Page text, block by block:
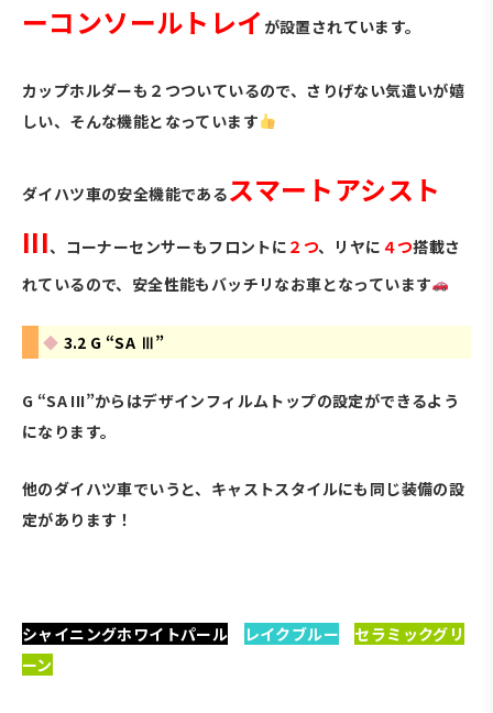
ーコンソールトレイ が設置されています。
カップホルダーも２つついているので、さりげない気遣いが嬉
しい、そんな機能となっています
ダイハツ車の安全機能であるスマートアシスト
III、コーナーセンサーもフロントに ２つ、リヤに ４つ搭載さ
れているので、安全性能もバッチリなお車となっています
3.2 G “SA Ⅲ”
G “SA III”からはデザインフィルムトップの設定ができるよう
になります。
他のダイハツ車でいうと、キャストスタイルにも同じ装備の設
定があります！
シャイニングホワイトパール レイクブルー 、セラミックグリ
ーン